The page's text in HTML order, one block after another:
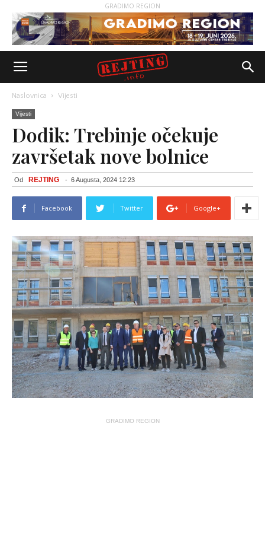
GRADIMO REGION
Naslovnica Vijesti
Vijesti
Dodik: Trebinje očekuje
završetak nove bolnice
Od REJTING - 6 Augusta, 2024 12:23
Facebook Twitter Google+
GRADIMO REGION